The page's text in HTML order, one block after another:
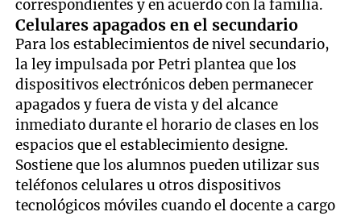
correspondientes y en acuerdo con la familia.
Celulares apagados en el secundario
Para los establecimientos de nivel secundario,
la ley impulsada por Petri plantea que los
dispositivos electrónicos deben permanecer
apagados y fuera de vista y del alcance
inmediato durante el horario de clases en los
espacios que el establecimiento designe.
Sostiene que los alumnos pueden utilizar sus
teléfonos celulares u otros dispositivos
tecnológicos móviles cuando el docente a cargo